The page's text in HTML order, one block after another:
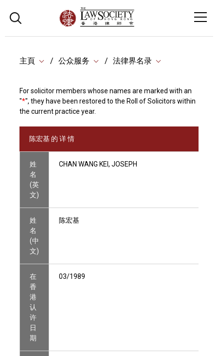
主頁 公众服务 法律界名录
For solicitor members whose names are marked with an
"*", they have been restored to the Roll of Solicitors within
the current practice year.
陈宏基 的 详 情
姓
名
(英
文)
CHAN WANG KEI, JOSEPH
姓
名
(中
文)
陈宏基
在
香
港
认
许
日
期
03/1989